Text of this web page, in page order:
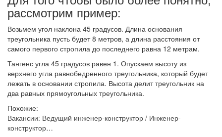
рассмотрим пример:
Возьмем угол наклона 45 градусов. Длина основания
треугольника пусть будет 8 метров, а длина расстояния от
самого первого стропила до последнего равна 12 метрам.
Тангенс угла 45 градусов равен 1. Опускаем высоту из
верхнего угла равнобедренного треугольника, который будет
лежать в основании стропила. Высота делит треугольник на
два равных прямоугольных треугольника.
Похожие:
Вакансии: Ведущий инженер-конструктор / Инженер-
конструктор…